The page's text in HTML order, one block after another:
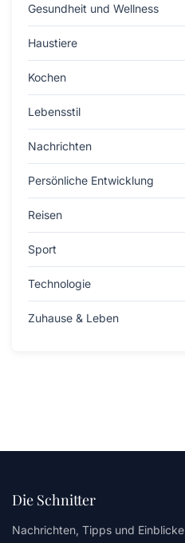
Gesundheit und Wellness
Haustiere
Kochen
Lebensstil
Nachrichten
Persönliche Entwicklung
Reisen
Sport
Technologie
Zuhause & Leben
Die Schnitter
Nachrichten, Tipps und Einblicke